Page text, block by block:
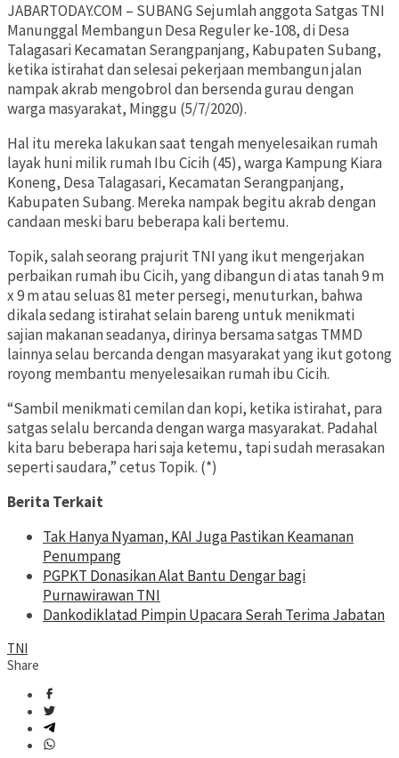
JABARTODAY.COM – SUBANG Sejumlah anggota Satgas TNI
Manunggal Membangun Desa Reguler ke-108, di Desa
Talagasari Kecamatan Serangpanjang, Kabupaten Subang,
ketika istirahat dan selesai pekerjaan membangun jalan
nampak akrab mengobrol dan bersenda gurau dengan
warga masyarakat, Minggu (5/7/2020).
Hal itu mereka lakukan saat tengah menyelesaikan rumah
layak huni milik rumah Ibu Cicih (45), warga Kampung Kiara
Koneng, Desa Talagasari, Kecamatan Serangpanjang,
Kabupaten Subang. Mereka nampak begitu akrab dengan
candaan meski baru beberapa kali bertemu.
Topik, salah seorang prajurit TNI yang ikut mengerjakan
perbaikan rumah ibu Cicih, yang dibangun di atas tanah 9 m
x 9 m atau seluas 81 meter persegi, menuturkan, bahwa
dikala sedang istirahat selain bareng untuk menikmati
sajian makanan seadanya, dirinya bersama satgas TMMD
lainnya selau bercanda dengan masyarakat yang ikut gotong
royong membantu menyelesaikan rumah ibu Cicih.
“Sambil menikmati cemilan dan kopi, ketika istirahat, para
satgas selalu bercanda dengan warga masyarakat. Padahal
kita baru beberapa hari saja ketemu, tapi sudah merasakan
seperti saudara,” cetus Topik. (*)
Berita Terkait
Tak Hanya Nyaman, KAI Juga Pastikan Keamanan
Penumpang
PGPKT Donasikan Alat Bantu Dengar bagi
Purnawirawan TNI
Dankodiklatad Pimpin Upacara Serah Terima Jabatan
TNI
Share